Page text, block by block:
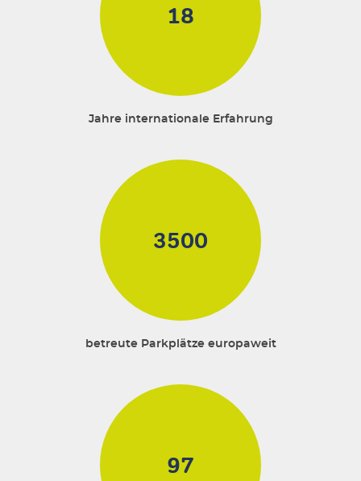
18
Jahre internationale Erfahrung
3500
betreute Parkplätze europaweit
97